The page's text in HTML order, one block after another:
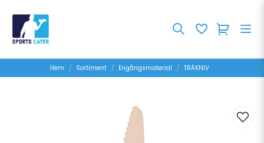
Hem Sortiment Engångsmaterial TRÃKNIV